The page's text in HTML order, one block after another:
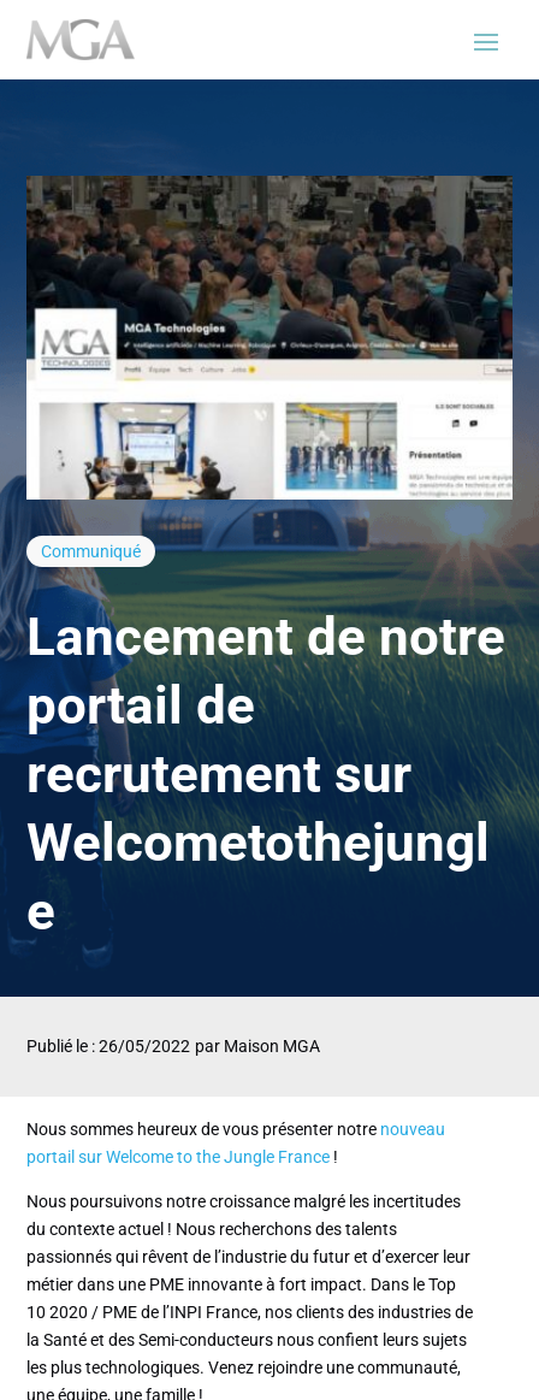
Communiqué
Lancement de notre
portail de
recrutement sur
Welcometothejungl
e
Publié le : 26/05/2022 par Maison MGA
Nous sommes heureux de vous présenter notre nouveau
portail sur Welcome to the Jungle France !
Nous poursuivons notre croissance malgré les incertitudes
du contexte actuel ! Nous recherchons des talents
passionnés qui rêvent de l’industrie du futur et d’exercer leur
métier dans une PME innovante à fort impact. Dans le Top
10 2020 / PME de l’INPI France, nos clients des industries de
la Santé et des Semi-conducteurs nous confient leurs sujets
les plus technologiques. Venez rejoindre une communauté,
une équipe, une famille !